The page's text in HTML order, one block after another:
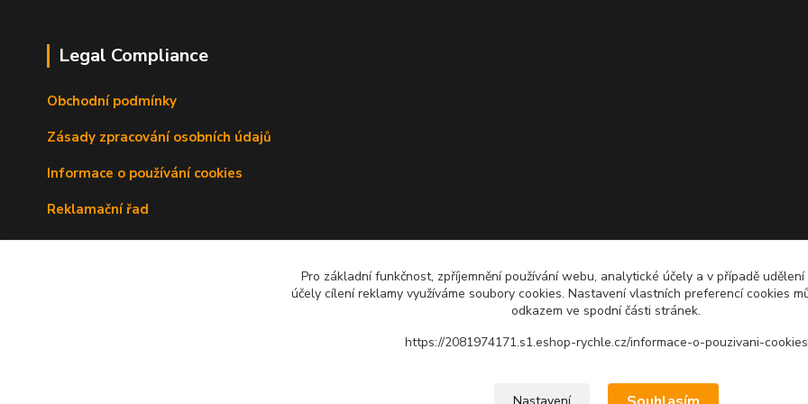
Legal Compliance
Obchodní podmínky
Zásady zpracování osobních údajů
Informace o používání cookies
Reklamační řad
Doprava a platba
Upravit sběr cookies.
Pro základní funkčnost, zpříjemnění používání webu, analytické účely a v případě
účely cílení reklamy využíváme soubory cookies. Nastavení vlastních preferencí cookies
odkazem ve spodní části stránek.
https://2081974171.s1.eshop-rychle.cz/informace-o-pouzivani-cookies